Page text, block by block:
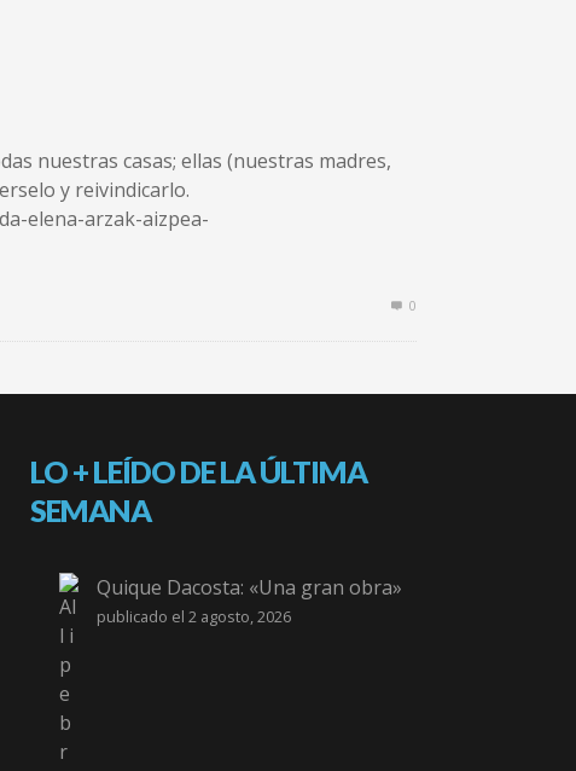
nuestras casas; ellas (nuestras madres,
y reivindicarlo.
elena-arzak-aizpea-
0
LO + LEÍDO DE LA ÚLTIMA
SEMANA
Quique Dacosta: «Una gran obra»
publicado el 2 agosto, 2026